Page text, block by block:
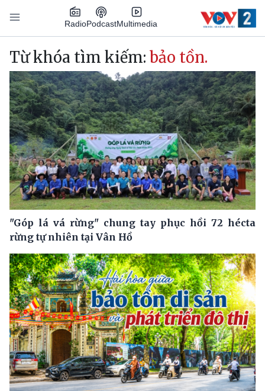
Nhảy đến nội dung
RadioPodcastMultimedia
Main navigation
Từ khóa tìm kiếm: bảo tồn.
"Góp lá vá rừng" chung tay phục hồi 72 hécta
rừng tự nhiên tại Vân Hồ